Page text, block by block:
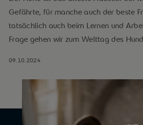
Gefährte, für manche auch der beste
tatsächlich auch beim Lernen und
Frage gehen wir zum Welttag des
09.10.2024